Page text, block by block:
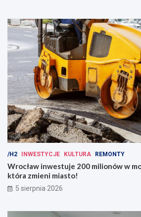
/H2 INWESTYCJE KULTURA REMONTY
Wrocław inwestuje 200 milionów w
która zmieni miasto!
5 sierpnia 2026